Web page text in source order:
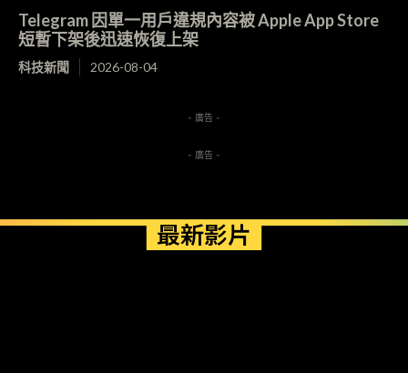
Telegram 因單一用戶違規內容被 Apple App Store
短暫下架後迅速恢復上架
科技新聞 2026-08-04
- 廣告 -
- 廣告 -
最新影片